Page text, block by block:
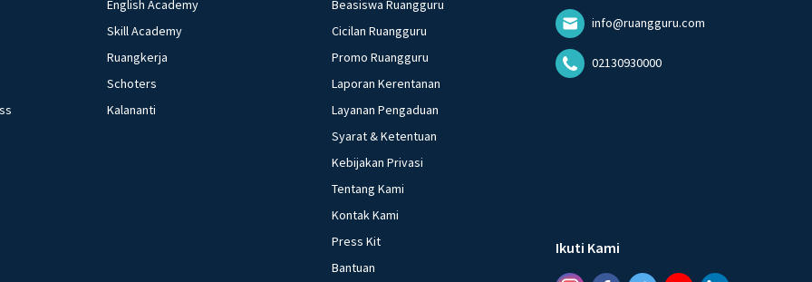
English Academy
Skill Academy
Ruangkerja
Schoters
Kalananti
Beasiswa Ruangguru
Cicilan Ruangguru
Promo Ruangguru
Laporan Kerentanan
Layanan Pengaduan
Syarat & Ketentuan
Kebijakan Privasi
Tentang Kami
Kontak Kami
Press Kit
Bantuan
info@ruangguru.com
02130930000
Ikuti Kami